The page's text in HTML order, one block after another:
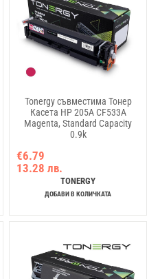
Tonergy съвместима Тонер
Касета HP 205A CF533A
Magenta, Standard Capacity
0.9k
€6.79
13.28 лв.
TONERGY
ДОБАВИ В КОЛИЧКАТА